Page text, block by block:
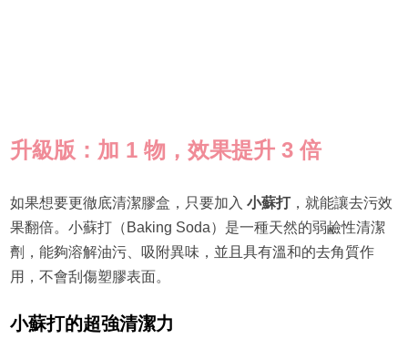
升級版：加 1 物，效果提升 3 倍
如果想要更徹底清潔膠盒，只要加入 小蘇打，就能讓去污效
果翻倍。小蘇打（Baking Soda）是一種天然的弱鹼性清潔
劑，能夠溶解油污、吸附異味，並且具有溫和的去角質作
用，不會刮傷塑膠表面。
小蘇打的超強清潔力